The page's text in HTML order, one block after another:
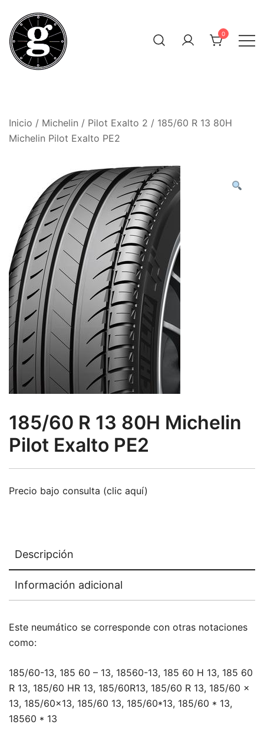
contenido
0
Inicio / Michelin / Pilot Exalto 2 / 185/60 R 13 80H
Michelin Pilot Exalto PE2
185/60 R 13 80H Michelin
Pilot Exalto PE2
Precio bajo consulta (clic aquí)
Descripción
Información adicional
Este neumático se corresponde con otras notaciones
como:
185/60-13, 185 60 – 13, 18560-13, 185 60 H 13, 185 60
R 13, 185/60 HR 13, 185/60R13, 185/60 R 13, 185/60 x
13, 185/60×13, 185/60 13, 185/60*13, 185/60 * 13,
18560 * 13